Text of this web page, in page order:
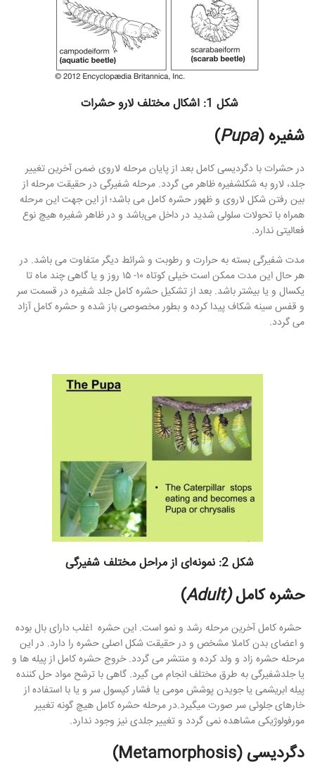
شکل 1: اشکال مختلف لارو حشرات
شفیره (Pupa
)
در حشرات با دگردیسی کامل بعد از پایان مرحله لاروی ضمن آخرین تغییر
جلد، لارو به شکلشفیره ظاهر می گردد. مرحله شفیرگی در حقیقت مرحله از
بین رفتن شکل لاروی و ظهور حشره کامل می باشد؛ از این جهت این مرحله
همراه با تحولات سلولی شدید در داخل می‌باشد و در ظاهر شفیره هیچ نوع
فعالیتی ندارد.
مدت شفیرگی بسته به حرارت و رطوبت و شرائط دیگر متفاوت می باشد. در
هر حال این مدت ممکن است خیلی کوتاه ۱۰- ۱۵ روز و یا گاهی چند ماه تا
یکسال و یا بیشتر باشد. بعد از تشکیل حشره کامل جلد شفیره در قسمت سر
و قفس سینه شکاف پیدا کرده و بطور مخصوصی باز شده و حشره کامل آزاد
می گردد.
شکل 2: نمونه‌ای از مراحل مختلف شفیرگی
حشره کامل(Adult
)
حشره کامل آخرین مرحله رشد و نمو است. این حشره اغلب دارای بال بوده
و اعضای بدن کاملا مشخص و در حقیقت شکل اصلی حشره را دارد. در این
مرحله حشره زاد و ولد کرده و منتشر می گردد. خروج حشره کامل از پیله ها و
یا جلدشفیرگی به طرق مختلف انجام می گیرد. گاهی با ترشح مواد حل کننده
پیله ابریشمی یا جویدن پوشش مومی یا فشار کپسول سر و یا با استفاده از
خارهای جلوئی سر صورت میگیرد.در مرحله حشره کامل هیچ گونه تغییر
مورفولوژیکی مشاهده نمی گردد و تغییر جلدی نیز وجود ندارد.
دگردیسی (Metamorphosis)